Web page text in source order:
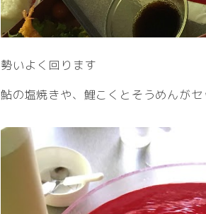
勢いよく回ります
鮎の塩焼きや、鯉こくとそうめんが